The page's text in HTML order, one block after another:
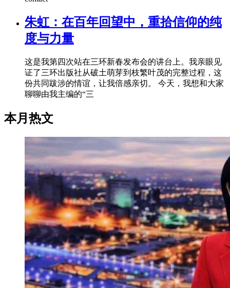
朱虹：在百年回望中，重拾信仰的纯
度与力量
这是我第四次站在三环新春发布会的讲台上。我亲眼见
证了三环出版社从破土萌芽到枝繁叶茂的完整过程，这
份共同跋涉的情谊，让我倍感亲切。 今天，我想和大家
聊聊由我主编的“三
本月热文